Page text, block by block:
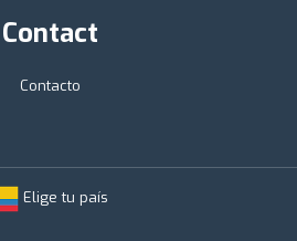
Contact
Contacto
Elige tu país